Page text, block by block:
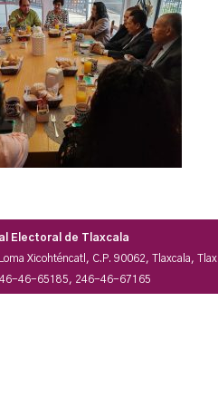
Electoral de Tlaxcala
Xicohténcatl, C.P. 90062, Tlaxcala, Tlax
46-65185, 246-46-67165